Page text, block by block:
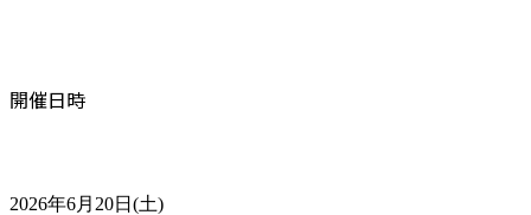
開催日時
2026年6月20日(土)